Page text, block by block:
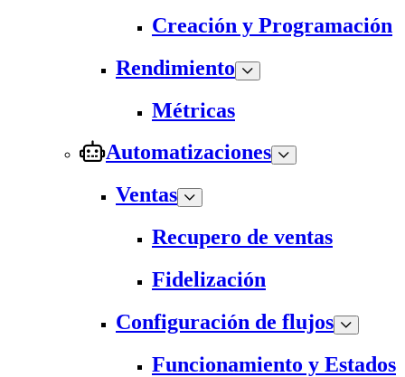
Creación y Programación
Rendimiento
Métricas
Automatizaciones
Ventas
Recupero de ventas
Fidelización
Configuración de flujos
Funcionamiento y Estados